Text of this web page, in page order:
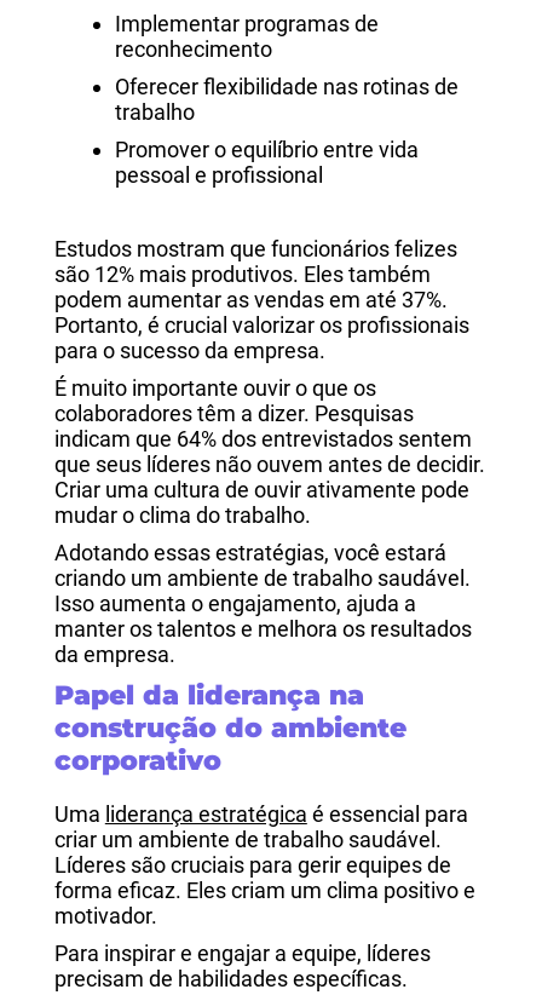
Implementar programas de
reconhecimento
Oferecer flexibilidade nas rotinas de
trabalho
Promover o equilíbrio entre vida
pessoal e profissional
Estudos mostram que funcionários felizes
são 12% mais produtivos. Eles também
podem aumentar as vendas em até 37%.
Portanto, é crucial valorizar os profissionais
para o sucesso da empresa.
É muito importante ouvir o que os
colaboradores têm a dizer. Pesquisas
indicam que 64% dos entrevistados sentem
que seus líderes não ouvem antes de decidir.
Criar uma cultura de ouvir ativamente pode
mudar o clima do trabalho.
Adotando essas estratégias, você estará
criando um ambiente de trabalho saudável.
Isso aumenta o engajamento, ajuda a
manter os talentos e melhora os resultados
da empresa.
Papel da liderança na
construção do ambiente
corporativo
Uma liderança estratégica é essencial para
criar um ambiente de trabalho saudável.
Líderes são cruciais para gerir equipes de
forma eficaz. Eles criam um clima positivo e
motivador.
Para inspirar e engajar a equipe, líderes
precisam de habilidades específicas.